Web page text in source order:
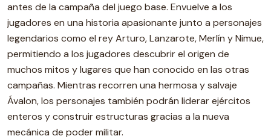
antes de la campaña del juego base. Envuelve a los
jugadores en una historia apasionante junto a personajes
legendarios como el rey Arturo, Lanzarote, Merlín y Nimue,
permitiendo a los jugadores descubrir el origen de
muchos mitos y lugares que han conocido en las otras
campañas. Mientras recorren una hermosa y salvaje
Ávalon, los personajes también podrán liderar ejércitos
enteros y construir estructuras gracias a la nueva
mecánica de poder militar.